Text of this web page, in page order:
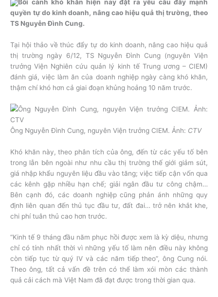
Bối cảnh khó khăn hiện nay đặt ra yêu cầu đẩy mạnh
quyền tự do kinh doanh, nâng cao hiệu quả thị trường, theo
TS Nguyễn Đình Cung.
Tại hội thảo về thúc đẩy tự do kinh doanh, nâng cao hiệu quả
thị trường ngày 6/12, TS Nguyễn Đình Cung (nguyên Viện
trưởng Viện Nghiên cứu quản lý kinh tế Trung ương – CIEM)
đánh giá, việc làm ăn của doanh nghiệp ngày càng khó khăn,
thậm chí khó hơn cả giai đoạn khủng hoảng 10 năm trước.
Ông Nguyễn Đình Cung, nguyên Viện trưởng CIEM. Ảnh: CTV
Khó khăn này, theo phân tích của ông, đến từ các yếu tố bên
trong lẫn bên ngoài như nhu cầu thị trường thế giới giảm sút,
giá nhập khẩu nguyên liệu đầu vào tăng; việc tiếp cận vốn qua
các kênh gặp nhiều hạn chế; giải ngân đầu tư công chậm…
Bên cạnh đó, các doanh nghiệp cũng phản ánh những quy
định liên quan đến thủ tục đầu tư, đất đai… trở nên khắt khe,
chi phí tuân thủ cao hơn trước.
“Kinh tế 9 tháng đầu năm phục hồi được xem là kỳ diệu, nhưng
chỉ có tính nhất thời vì những yếu tố làm nên điều này không
còn tiếp tục từ quý IV và các năm tiếp theo”, ông Cung nói.
Theo ông, tất cả vấn đề trên có thể làm xói mòn các thành
quả cải cách mà Việt Nam đã đạt được trong thời gian qua.